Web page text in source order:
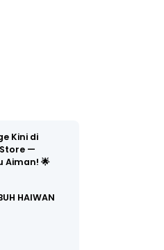
Kini di
—
Aiman! 🌟
HAIWAN